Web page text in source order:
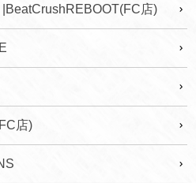
店)
店)